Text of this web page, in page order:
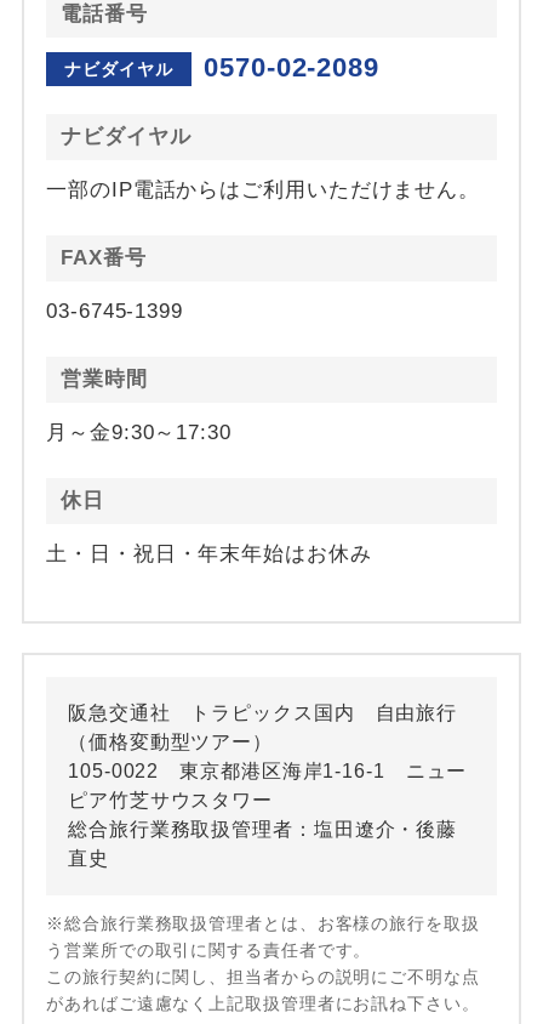
電話番号
ナビダイヤル 0570-02-2089
ナビダイヤル
一部のIP電話からはご利用いただけません。
FAX番号
03-6745-1399
営業時間
月～金9:30～17:30
休日
土・日・祝日・年末年始はお休み
阪急交通社 トラピックス国内 自由旅行
（価格変動型ツアー）
105-0022 東京都港区海岸1-16-1 ニュー
ピア竹芝サウスタワー
総合旅行業務取扱管理者：塩田遼介・後藤
直史
※総合旅行業務取扱管理者とは、お客様の旅行を取扱
う営業所での取引に関する責任者です。
この旅行契約に関し、担当者からの説明にご不明な点
があればご遠慮なく上記取扱管理者にお訊ね下さい。